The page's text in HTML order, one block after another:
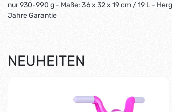
nur 930-990 g - Maße: 36 x 32 x 19 cm / 19 L -
Jahre Garantie
NEUHEITEN